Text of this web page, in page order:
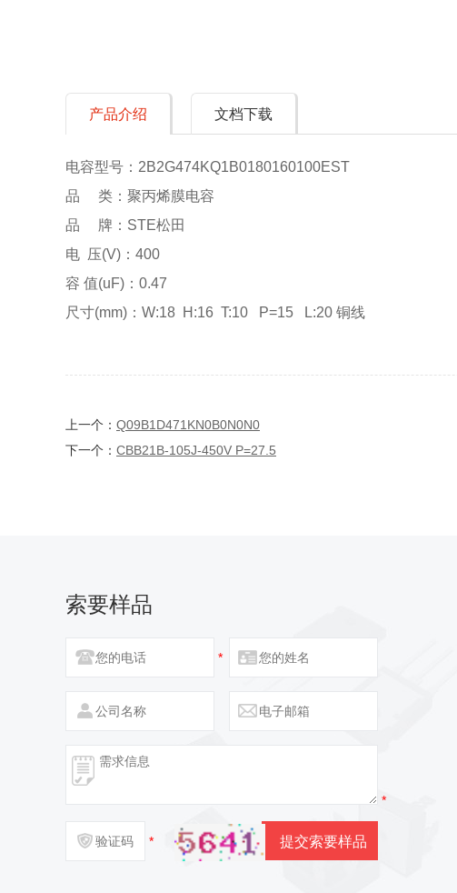
产品介绍 文档下载
电容型号：2B2G474KQ1B0180160100EST
品 类：聚丙烯膜电容
品 牌：STE松田
电 压(V)：400
容 值(uF)：0.47
尺寸(mm)：W:18 H:16 T:10 P=15 L:20 铜线
上一个： Q09B1D471KN0B0N0N0
下一个： CBB21B-105J-450V P=27.5
索要样品
*
*
*